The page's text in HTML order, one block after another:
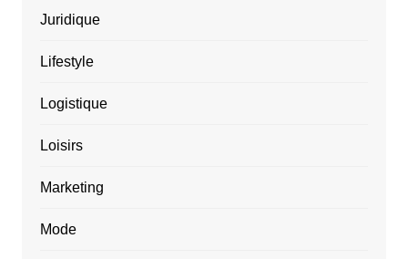
Juridique
Lifestyle
Logistique
Loisirs
Marketing
Mode